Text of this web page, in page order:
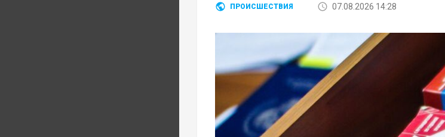
ПРОИСШЕСТВИЯ 07.08.2026 14:28